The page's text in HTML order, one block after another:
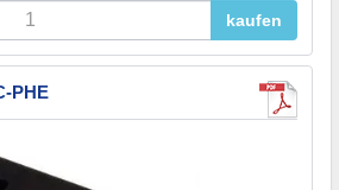
kaufen
PHE